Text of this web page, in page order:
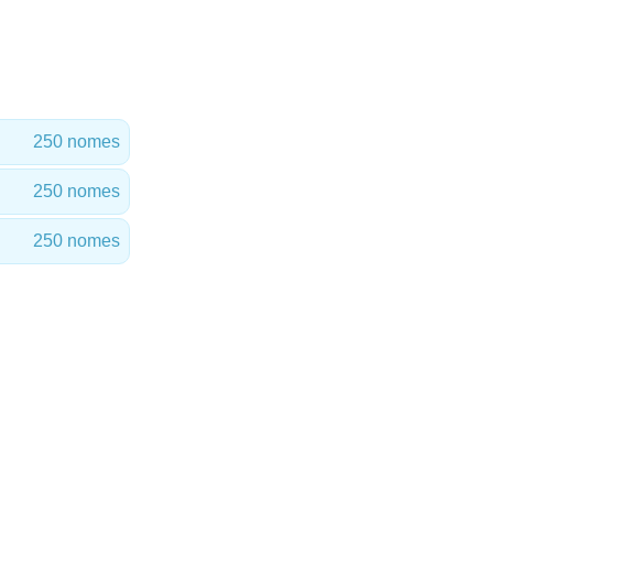
250 nomes
250 nomes
250 nomes